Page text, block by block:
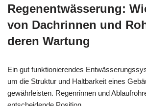
Regenentwässerung:
von Dachrinnen und
deren Wartung
Ein gut funktionierendes
um die Struktur und Haltbarkeit eines
gewährleisten. Regenrinnen und